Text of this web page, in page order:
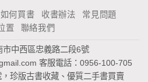
如何買書 收書辦法
常見問題
置
聯絡我們
市中西區忠義路二段6號
客服電話：0956-100-705
珍版古書收藏、優質二手書買賣